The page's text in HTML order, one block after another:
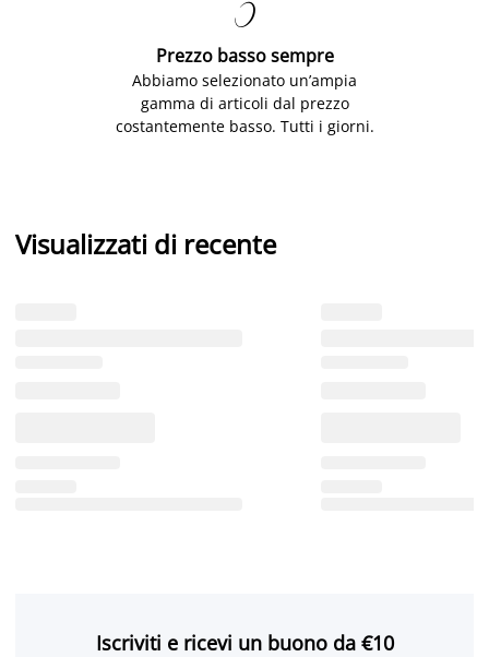

Prezzo basso sempre
Abbiamo selezionato un’ampia
gamma di articoli dal prezzo
costantemente basso. Tutti i giorni.
Visualizzati di recente
Iscriviti e ricevi un buono da €10